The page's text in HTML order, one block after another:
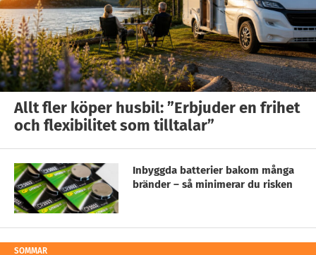
Allt fler köper husbil: ”Erbjuder en frihet
och flexibilitet som tilltalar”
Inbyggda batterier bakom många
bränder – så minimerar du risken
SOMMAR